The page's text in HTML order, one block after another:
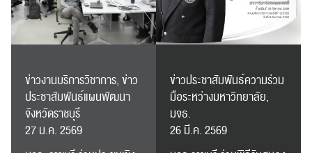
ข่าวงานบริการวิชาการ, ข่าว
ประชาสัมพันธ์แผนพัฒนา
จังหวัดราชบุรี
27 ม.ค. 2569
ข่าวประชาสัมพันธ์ความร่วม
มือระหว่างมหาวิทยาลัย,
มจธ.
26 มี.ค. 2569